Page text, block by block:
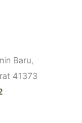
Baru,
41373